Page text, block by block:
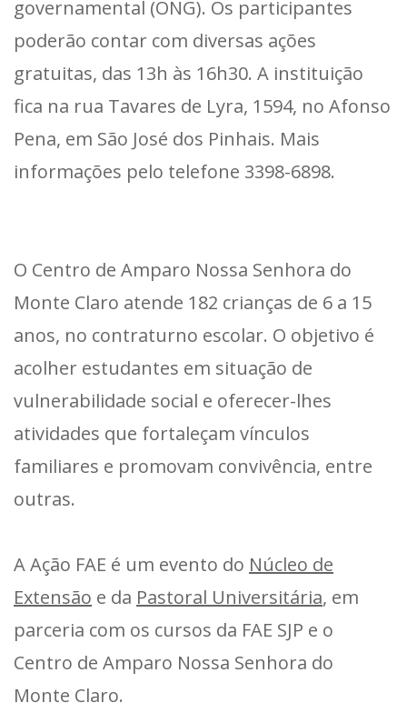
governamental (ONG). Os participantes
poderão contar com diversas ações
gratuitas, das 13h às 16h30. A instituição
fica na rua Tavares de Lyra, 1594, no Afonso
Pena, em São José dos Pinhais. Mais
informações pelo telefone 3398-6898.
O Centro de Amparo Nossa Senhora do
Monte Claro atende 182 crianças de 6 a 15
anos, no contraturno escolar. O objetivo é
acolher estudantes em situação de
vulnerabilidade social e oferecer-lhes
atividades que fortaleçam vínculos
familiares e promovam convivência, entre
outras.
A Ação FAE é um evento do Núcleo de
Extensão e da Pastoral Universitária, em
parceria com os cursos da FAE SJP e o
Centro de Amparo Nossa Senhora do
Monte Claro.